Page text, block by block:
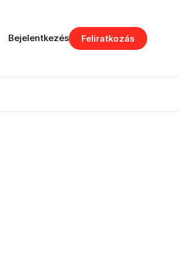
Bejelentkezés Feliratkozás